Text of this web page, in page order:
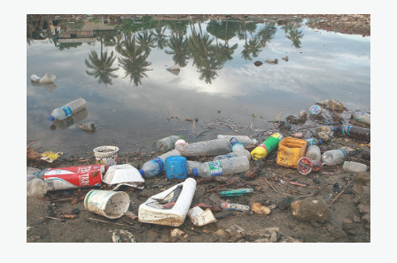
Plásticos – ONU (1)